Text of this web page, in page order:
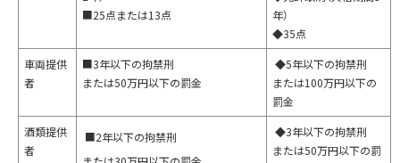
■25点または13点
年）
◆35点
車両提供
者
■3年以下の拘禁刑
または50万円以下の罰金
◆5年以下の拘禁刑
または100万円以下の
罰金
酒類提供
者
■2年以下の拘禁刑
◆3年以下の拘禁刑
または50万円以下の罰